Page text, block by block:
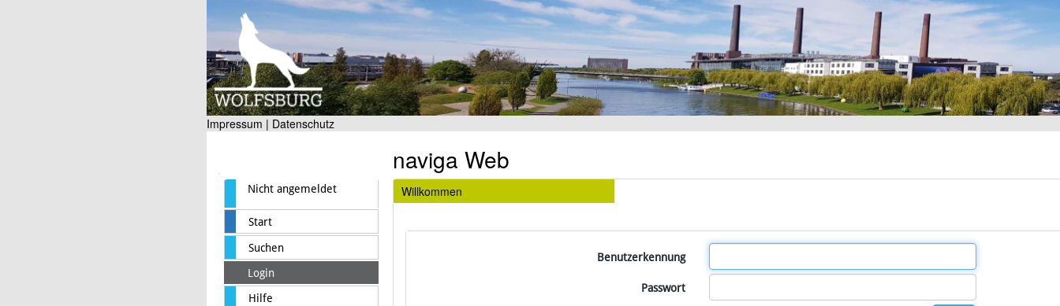
Impressum | Datenschutz
Nicht angemeldet
Start
Suchen
Login
Hilfe
naviga Web
Willkommen
Benutzerkennung
Passwort